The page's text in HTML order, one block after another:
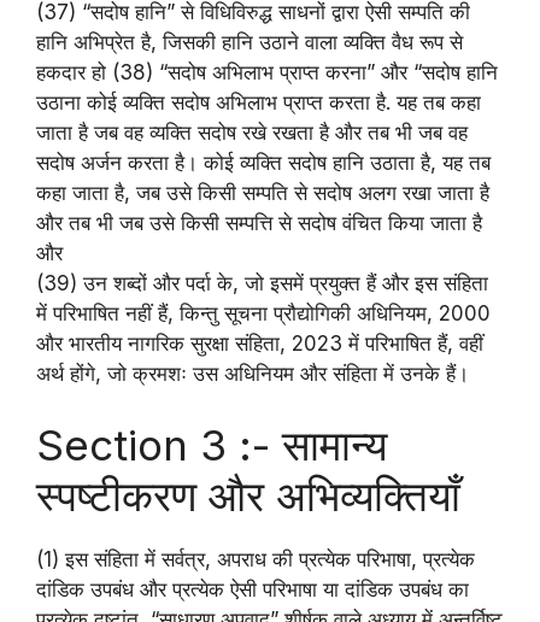
(37) “सदोष हानि” से विधिविरुद्ध साधनों द्वारा ऐसी सम्पति की
हानि अभिप्रेत है, जिसकी हानि उठाने वाला व्यक्ति वैध रूप से
हकदार हो (38) “सदोष अभिलाभ प्राप्त करना” और “सदोष हानि
उठाना कोई व्यक्ति सदोष अभिलाभ प्राप्त करता है. यह तब कहा
जाता है जब वह व्यक्ति सदोष रखे रखता है और तब भी जब वह
सदोष अर्जन करता है। कोई व्यक्ति सदोष हानि उठाता है, यह तब
कहा जाता है, जब उसे किसी सम्पति से सदोष अलग रखा जाता है
और तब भी जब उसे किसी सम्पत्ति से सदोष वंचित किया जाता है
और
(39) उन शब्दों और पर्दा के, जो इसमें प्रयुक्त हैं और इस संहिता
में परिभाषित नहीं हैं, किन्तु सूचना प्रौ‌द्योगिकी अधिनियम, 2000
और भारतीय नागरिक सुरक्षा संहिता, 2023 में परिभाषित हैं, वहीं
अर्थ होंगे, जो क्रमशः उस अधिनियम और संहिता में उनके हैं।
Section 3 :- सामान्य
स्पष्टीकरण और अभिव्यक्तियाँ
(1) इस संहिता में सर्वत्र, अपराध की प्रत्येक परिभाषा, प्रत्येक
दांडिक उपबंध और प्रत्येक ऐसी परिभाषा या दांडिक उपबंध का